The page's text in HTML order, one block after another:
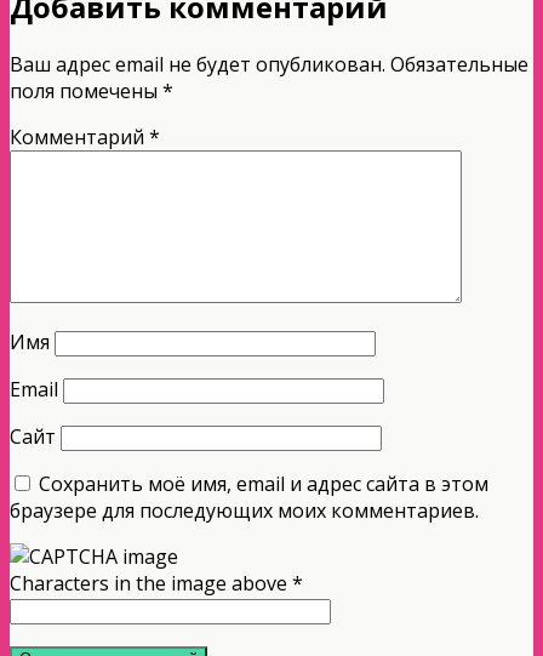
Ваш адрес email не будет опубликован. Обязательные
поля помечены *
Комментарий *
Имя
Email
Сайт
Сохранить моё имя, email и адрес сайта в этом
браузере для последующих моих комментариев.
Characters in the image above *